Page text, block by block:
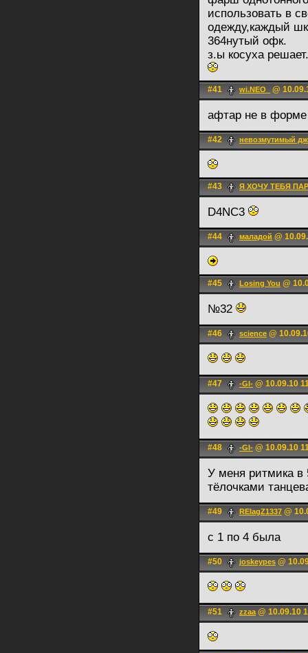
использовать в
одежду,каждый
364нутый офк.
з.ы косуха решает.
#41 wi.NEO_ @
афтар не в
#42 невозмутимый
#43 Я ХОЧУ ТЕБЯ
D4NC3
#44 маладой @
#45 Losing You @
№32
#46 science @
#47 -Gl- @ 10.09.10
#48 -Gl- @ 10.09.10
У меня ритмика в
тёлочками
#49 RElagZ1337 @
с 1 по 4 была
#50 joskeypes @
#51 zzaa@ 10.09.10